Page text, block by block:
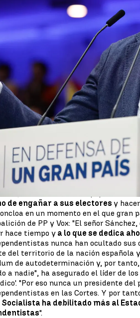
de 2022, 15:45
de 2022, 15:26
del PP, Alberto Núñez Feijóo,ha
Sánchez por, asegura,
Penal que este jueves se aprobaba
votos a favor y 118 en contra, la
del delito de sedición y la
que, a juicio de la oposición, se
independentistas que, como
del Ejecutivo de coalición hace una
de engañar a sus electoresy
en un momento en el que gran
de PP y Vox: "El señor
hace tiempo y a lo que se dedica
nunca han ocultado
del territorio de la nación española
de autodeterminación y, por
a nadie", ha asegurado el líder de
"Por eso nunca un presidente
en las Cortes. Y por
ha debilitado más al
".